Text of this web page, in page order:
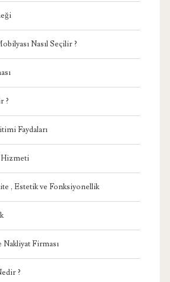
Nasıl Seçilir ?
?
Faydaları
Hizmeti
, Estetik ve Fonksiyonellik
Nakliyat Firması
?